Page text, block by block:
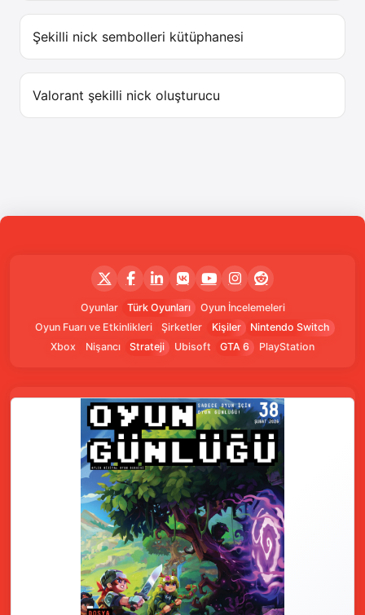
Şekilli nick sembolleri kütüphanesi
Valorant şekilli nick oluşturucu
Oyunlar Türk Oyunları
Oyun İncelemeleri
Oyun Fuarı ve Etkinlikleri
Şirketler Kişiler
Nintendo Switch
Xbox
Nişancı Strateji Ubisoft GTA 6 PlayStation